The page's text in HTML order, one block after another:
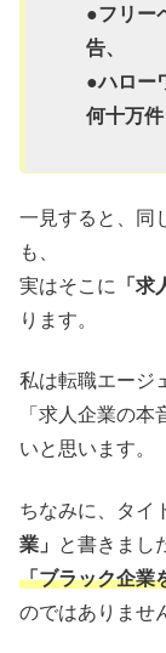
●フリー
告、
●ハロー
何十万件
一見すると、同
も、
実はそこに
「求
ります。
私は転職エージ
「求人企業の
いと思います。
ちなみに、タイ
業」
と書きまし
「ブラック企業
のではありませ